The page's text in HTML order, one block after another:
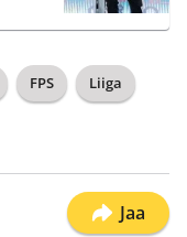
FPS Liiga
Jaa